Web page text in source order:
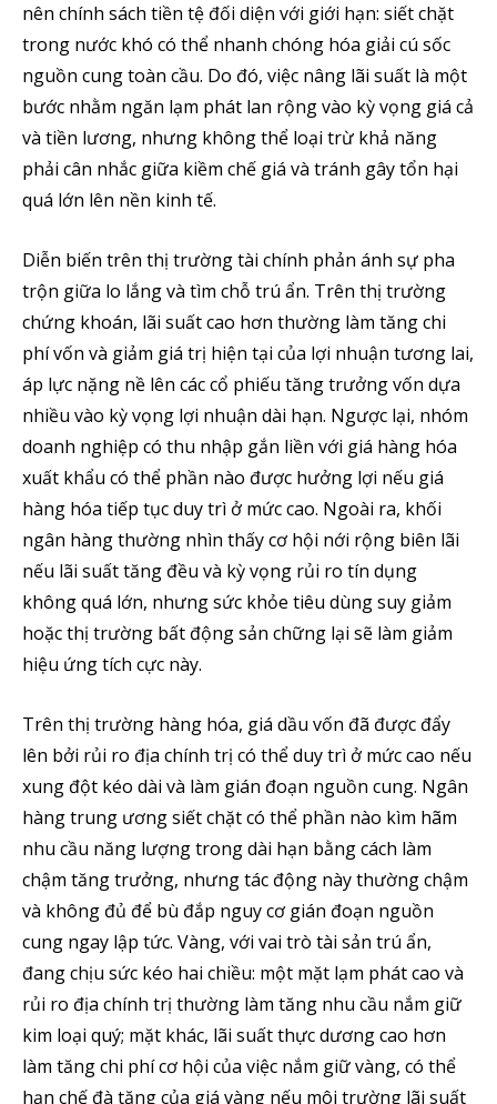
nên chính sách tiền tệ đối diện với giới hạn: siết chặt
trong nước khó có thể nhanh chóng hóa giải cú sốc
nguồn cung toàn cầu. Do đó, việc nâng lãi suất là một
bước nhằm ngăn lạm phát lan rộng vào kỳ vọng giá cả
và tiền lương, nhưng không thể loại trừ khả năng
phải cân nhắc giữa kiềm chế giá và tránh gây tổn hại
quá lớn lên nền kinh tế.
Diễn biến trên thị trường tài chính phản ánh sự pha
trộn giữa lo lắng và tìm chỗ trú ẩn. Trên thị trường
chứng khoán, lãi suất cao hơn thường làm tăng chi
phí vốn và giảm giá trị hiện tại của lợi nhuận tương lai,
áp lực nặng nề lên các cổ phiếu tăng trưởng vốn dựa
nhiều vào kỳ vọng lợi nhuận dài hạn. Ngược lại, nhóm
doanh nghiệp có thu nhập gắn liền với giá hàng hóa
xuất khẩu có thể phần nào được hưởng lợi nếu giá
hàng hóa tiếp tục duy trì ở mức cao. Ngoài ra, khối
ngân hàng thường nhìn thấy cơ hội nới rộng biên lãi
nếu lãi suất tăng đều và kỳ vọng rủi ro tín dụng
không quá lớn, nhưng sức khỏe tiêu dùng suy giảm
hoặc thị trường bất động sản chững lại sẽ làm giảm
hiệu ứng tích cực này.
Trên thị trường hàng hóa, giá dầu vốn đã được đẩy
lên bởi rủi ro địa chính trị có thể duy trì ở mức cao nếu
xung đột kéo dài và làm gián đoạn nguồn cung. Ngân
hàng trung ương siết chặt có thể phần nào kìm hãm
nhu cầu năng lượng trong dài hạn bằng cách làm
chậm tăng trưởng, nhưng tác động này thường chậm
và không đủ để bù đắp nguy cơ gián đoạn nguồn
cung ngay lập tức. Vàng, với vai trò tài sản trú ẩn,
đang chịu sức kéo hai chiều: một mặt lạm phát cao và
rủi ro địa chính trị thường làm tăng nhu cầu nắm giữ
kim loại quý; mặt khác, lãi suất thực dương cao hơn
làm tăng chi phí cơ hội của việc nắm giữ vàng, có thể
hạn chế đà tăng của giá vàng nếu môi trường lãi suất